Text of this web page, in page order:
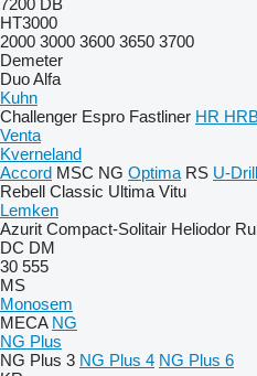
7200 DB
HT3000
2000 3000 3600 3650 3700
Demeter
Duo Alfa
Kuhn
Challenger Espro Fastliner HR
Venta
Kverneland
Accord MSC NG Optima RS U-Drill
Rebell Classic Ultima Vitu
Lemken
Azurit Compact-Solitair Heliodor
DC DM
30 555
MS
Monosem
MECA NG
NG Plus
NG Plus 3 NG Plus 4 NG Plus 6